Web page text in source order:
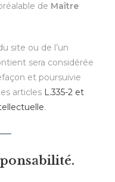
de Maître
site ou de l’un
sera considérée
et poursuivie
articles L.335-2 et
.